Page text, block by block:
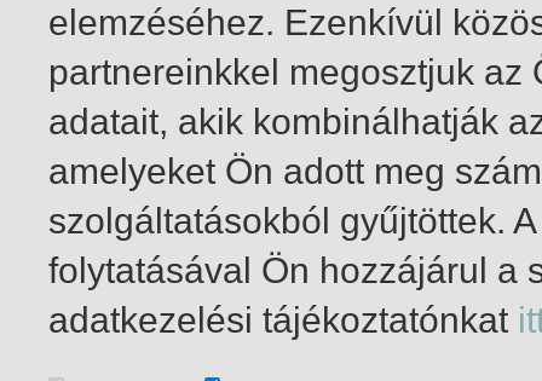
1-3 / összesen 3 találat
elemzéséhez. Ezenkívül
partnereinkkel megosztjuk
adatait, akik kombinálhatják
amelyeket Ön adott meg
szolgáltatásokból gyűjtöttek.
folytatásával Ön hozzájárul a
adatkezelési tájékoztatónkat